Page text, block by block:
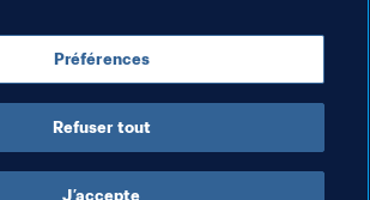
LA PROTECTION DES DONNÉES
FIFA. Tous les droits sont réservés.
Préférences
Refuser tout
J’accepte